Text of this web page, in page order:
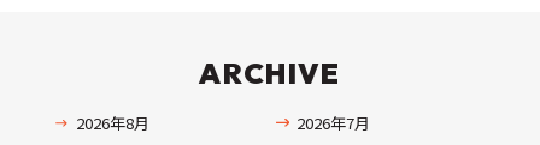
ARCHIVE
2026年8月
2026年7月